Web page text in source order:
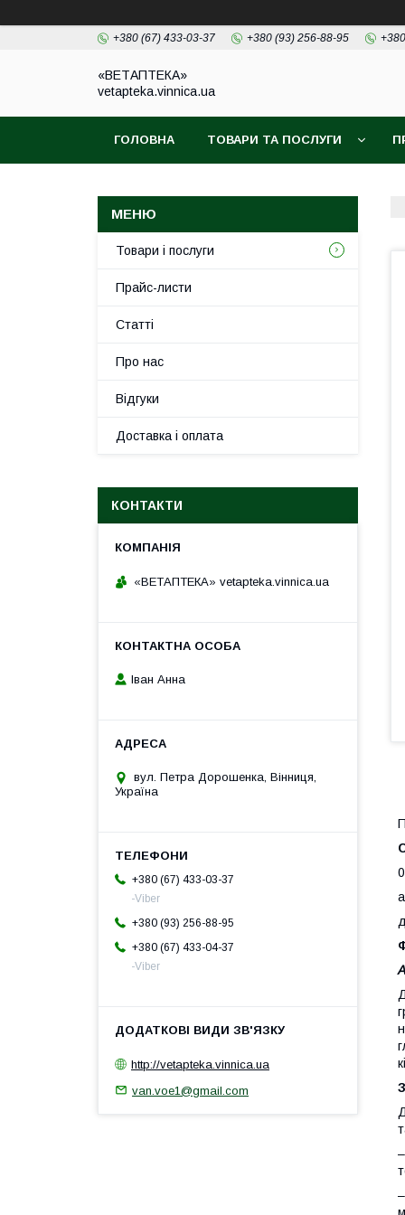
+380 (67) 433-03-37 +380 (93) 256-88-95
«ВЕТАПТЕКА»
vetapteka.vinnica.ua
ГОЛОВНА ТОВАРИ ТА ПОСЛУГИ
Товари і послуги
Прайс-листи
Статті
Про нас
Відгуки
Доставка і оплата
КОНТАКТИ
«ВЕТАПТЕКА» vetapteka.vinnica.ua
Іван Анна
вул. Петра Дорошенка, Вінниця,
Україна
+380 (67) 433-03-37
-Viber
+380 (93) 256-88-95
+380 (67) 433-04-37
-Viber
http://vetapteka.vinnica.ua
van.voe1@gmail.com